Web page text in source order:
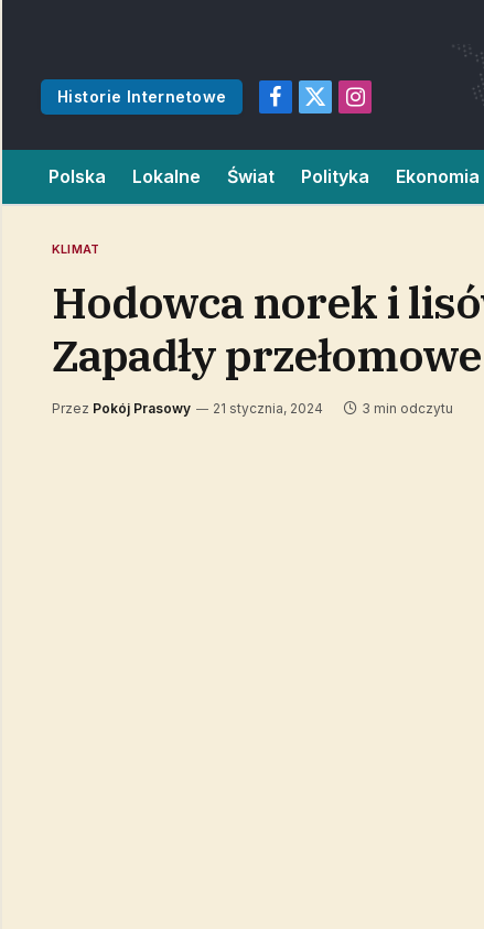
Historie Internetowe
Facebook
X
Instagram
Polska Lokalne Świat Polityka Ekonomia
KLIMAT
Hodowca norek i
Zapadły
Przez Pokój Prasowy 21 stycznia, 2024 3 min odczytu